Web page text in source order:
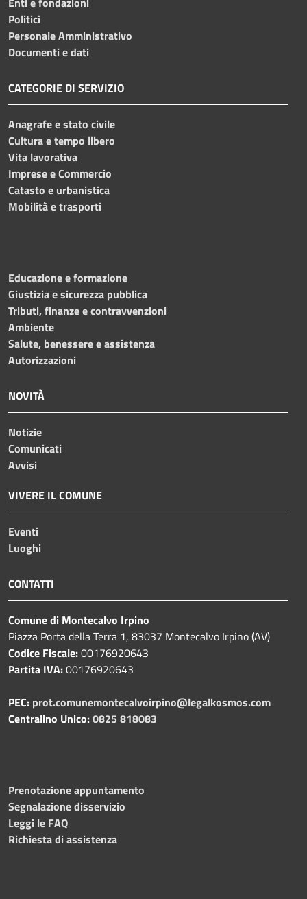
Politici
Personale Amministrativo
Documenti e dati
CATEGORIE DI SERVIZIO
Anagrafe e stato civile
Cultura e tempo libero
Vita lavorativa
Imprese e Commercio
Catasto e urbanistica
Mobilità e trasporti
Educazione e formazione
Giustizia e sicurezza pubblica
Tributi, finanze e contravvenzioni
Ambiente
Salute, benessere e assistenza
Autorizzazioni
NOVITÀ
Notizie
Comunicati
Avvisi
VIVERE IL COMUNE
Eventi
Luoghi
CONTATTI
Comune di Montecalvo Irpino
Piazza Porta della Terra 1, 83037 Montecalvo Irpino (AV)
Codice Fiscale:00176920643
Partita IVA:00176920643
PEC: prot.comunemontecalvoirpino@legalkosmos.com
Centralino Unico:0825 818083
Prenotazione appuntamento
Segnalazione disservizio
Leggi le FAQ
Richiesta di assistenza